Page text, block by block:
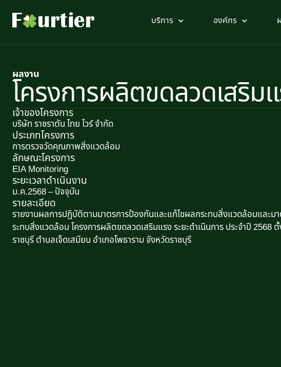
บริการ องค์กร
ผลงาน
โครงการผลิตขดลวดเสริม
เจ้าของโครงการ
บริษัท ราชราตัน ไทย ไวร์ จำกัด
ประเภทโครงการ
การตรวจวัดคุณภาพสิ่งแวดล้อม
ลักษณะโครงการ​
EIA Monitoring
ระยะเวลาดำเนินงาน
ม.ค.2568 – ปัจจุบัน
รายละเอียด
รายงานผลการปฏิบัติตามมาตรการป้องกันและแก้ไขผลกระทบสิ่งแวดล้อมและ
ระทบสิ่งแวดล้อม โครงการผลิตขดลวดเสริมแรง ระยะดำเนินการ ประจำปี
ราชบุรี ตำบลเจ็ดเสมียน อำเภอโพธาราม จังหวัดราชบุรี